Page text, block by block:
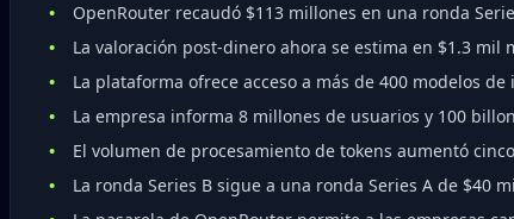
OpenRouter recaudó $113 millones en una ronda
La valoración post-dinero ahora se estima en $1.3
La plataforma ofrece acceso a más de 400 modelos
La empresa informa 8 millones de usuarios y 100
El volumen de procesamiento de tokens aumentó
La ronda Series B sigue a una ronda Series A de $40